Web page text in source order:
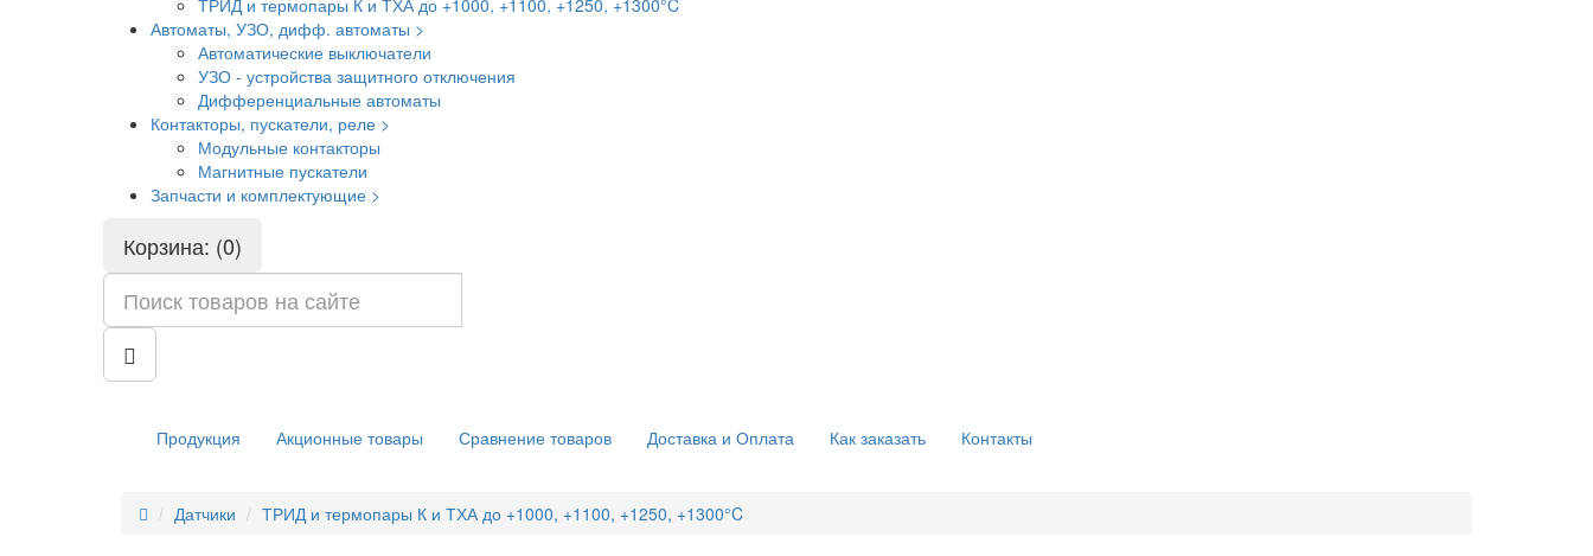
Автоматы, УЗО, дифф. автоматы >
Автоматические выключатели
УЗО - устройства защитного отключения
Дифференциальные автоматы
Контакторы, пускатели, реле >
Модульные контакторы
Магнитные пускатели
Запчасти и комплектующие >
Корзина: (0)
Продукция Акционные товары Сравнение товаров Доставка и Оплата Как заказать Контакты
Датчики ТРИД и термопары К и ТХА до +1000, +1100, +1250, +1300°C